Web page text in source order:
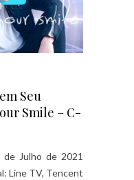
Seu
Smile – C-
Julho de 2021
Line TV, Tencent